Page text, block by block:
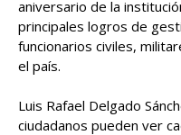
aniversario de la
principales logros de
funcionarios civiles,
el país.
Luis Rafael Delgado
ciudadanos pueden ver